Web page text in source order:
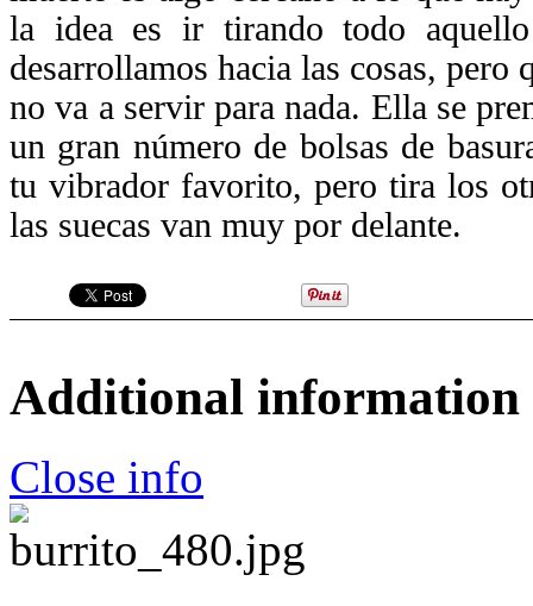
la idea es ir tirando todo
desarrollamos hacia las cosas, pero
no va a servir para nada. Ella se
un gran número de bolsas de
tu vibrador favorito, pero tira los
las suecas van muy por delante.
Additional information
Close info